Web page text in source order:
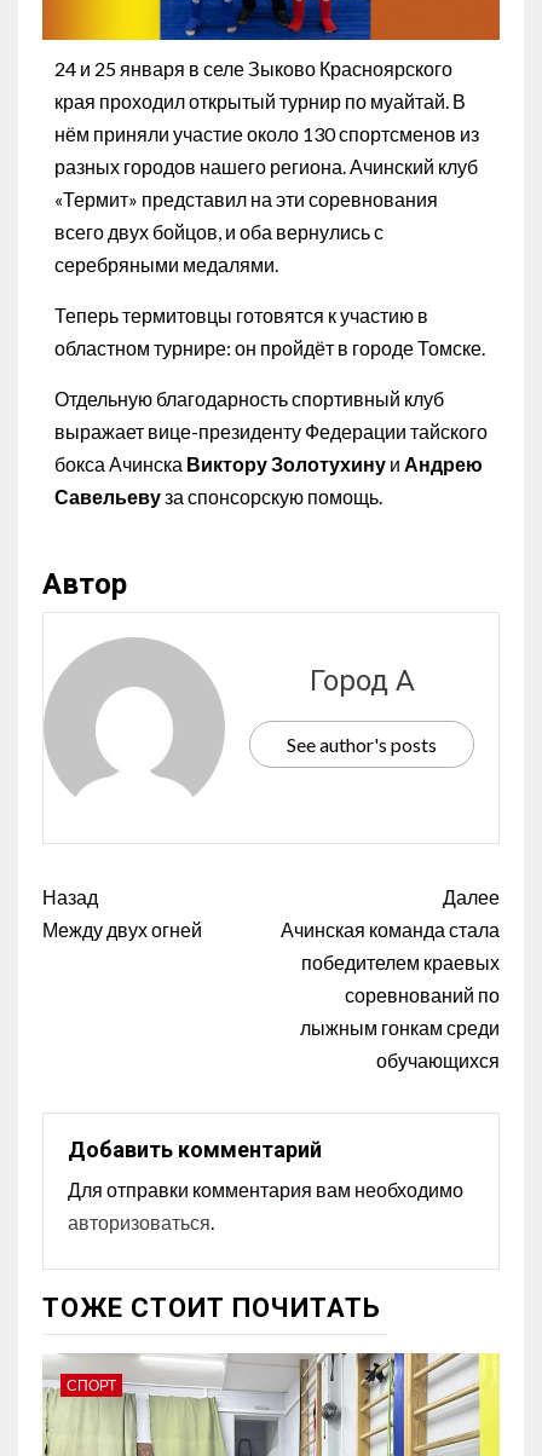
24 и 25 января в селе Зыково Красноярского
края проходил открытый турнир по муайтай. В
нём приняли участие около 130 спортсменов из
разных городов нашего региона. Ачинский клуб
«Термит» представил на эти соревнования
всего двух бойцов, и оба вернулись с
серебряными медалями.
Теперь термитовцы готовятся к участию в
областном турнире: он пройдёт в городе Томске.
Отдельную благодарность спортивный клуб
выражает вице-президенту Федерации тайского
бокса Ачинска Виктору Золотухину и Андрею
Савельевуза спонсорскую помощь.
Автор
Город А
See author's posts
Назад
Между двух огней
Далее
Ачинская команда стала
победителем краевых
соревнований по
лыжным гонкам среди
обучающихся
Добавить комментарий
Для отправки комментария вам необходимо
авторизоваться.
ТОЖЕ СТОИТ ПОЧИТАТЬ
СПОРТ